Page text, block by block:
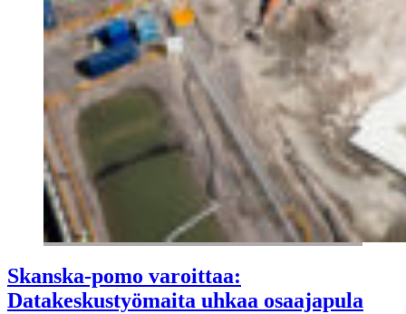
Skanska-pomo varoittaa:
Datakeskustyömaita uhkaa osaajapula